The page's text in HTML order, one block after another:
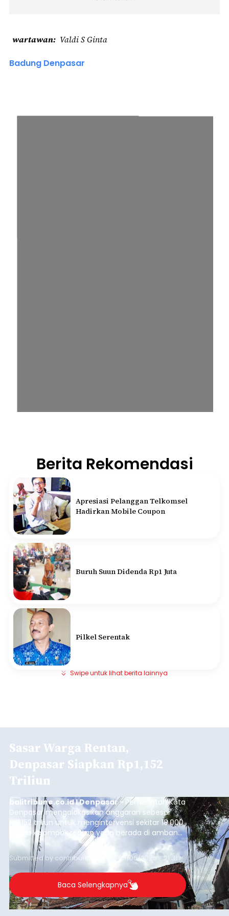
wartawan Valdi S Ginta
Badung Denpasar
Berita Rekomendasi
Apresiasi Pelanggan Telkomsel
Hadirkan Mobile Coupon
Buruh Suun Didenda Rp1 Juta
Pilkel Serentak
Swipe untuk lihat berita lainnya
Sasar Warga Rentan,
Denpasar Siapkan Rp1,152
Triliun
balitribune.co.id I Denpasar - Pemerintah Kota
Denpasar mengalokasikan anggaran sebesar
Rp1,152 triliun untuk mengintervensi sekitar 18.000
warga kelompok rentan yang berada di ambang
garis kemiskinan. Langkah strategis ini diambil
guna menjaga masyarakat yang berada pada
kelompok desil 5 dan 6 tersebut agar tidak
merosot ke kategori miskin.
Submitted by contributor Thu, 08/06/2026 - 21:31
Baca Selengkapnya